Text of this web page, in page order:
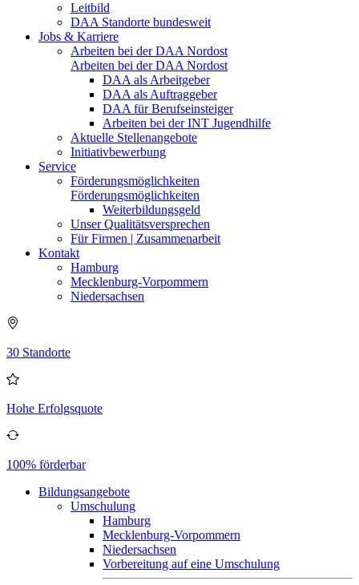
Leitbild
DAA Standorte bundesweit
Jobs & Karriere
Arbeiten bei der DAA Nordost
Arbeiten bei der DAA Nordost
DAA als Arbeitgeber
DAA als Auftraggeber
DAA für Berufseinsteiger
Arbeiten bei der INT Jugendhilfe
Aktuelle Stellenangebote
Initiativbewerbung
Service
Förderungsmöglichkeiten
Förderungsmöglichkeiten
Weiterbildungsgeld
Unser Qualitätsversprechen
Für Firmen | Zusammenarbeit
Kontakt
Hamburg
Mecklenburg-Vorpommern
Niedersachsen
30 Standorte
Hohe Erfolgsquote
100% förderbar
Bildungsangebote
Umschulung
Hamburg
Mecklenburg-Vorpommern
Niedersachsen
Vorbereitung auf eine Umschulung